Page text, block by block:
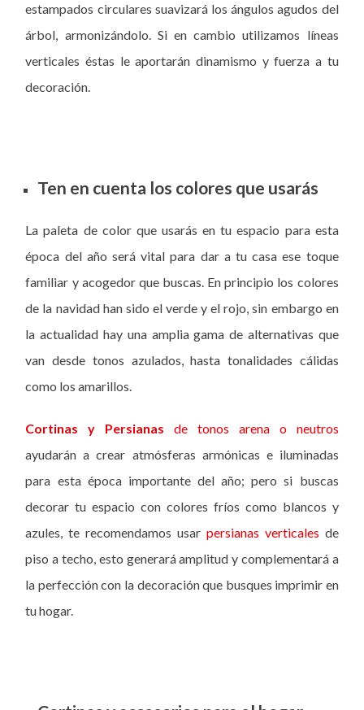
estampados circulares suavizará los ángulos agudos del
árbol, armonizándolo. Si en cambio utilizamos líneas
verticales éstas le aportarán dinamismo y fuerza a tu
decoración.
Ten en cuenta los colores que usarás
La paleta de color que usarás en tu espacio para esta
época del año será vital para dar a tu casa ese toque
familiar y acogedor que buscas. En principio los colores
de la navidad han sido el verde y el rojo, sin embargo en
la actualidad hay una amplia gama de alternativas que
van desde tonos azulados, hasta tonalidades cálidas
como los amarillos.
Cortinas y Persianas de tonos arena o neutros
ayudarán a crear atmósferas armónicas e iluminadas
para esta época importante del año; pero si buscas
decorar tu espacio con colores fríos como blancos y
azules, te recomendamos usar persianas verticales de
piso a techo, esto generará amplitud y complementará a
la perfección con la decoración que busques imprimir en
tu hogar.